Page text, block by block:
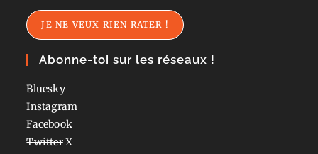
mail
JE NE VEUX RIEN RATER !
Abonne-toi sur les réseaux !
Bluesky
Instagram
Facebook
TwitterX